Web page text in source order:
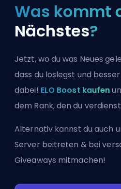
Was kommt
Nächstes?
Jetzt, wo du was Neues
dass du loslegst und
dabei! ELO Boost kaufen
dem Rank, den du
Alternativ kannst du auch
Server beitreten & bei
Giveaways mitmachen!